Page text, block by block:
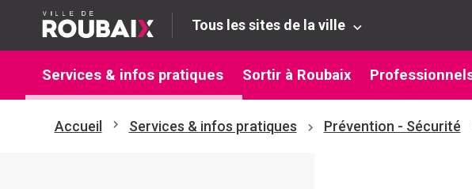
Tous les sites de la ville
Services & infos pratiques Sortir à Roubaix
Accueil Services & infos pratiques Prévention - Sécurité